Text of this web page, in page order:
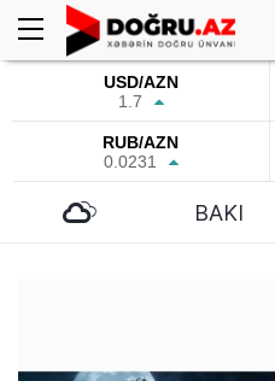
USD/AZN
1.7
RUB/AZN
0.0231
BAKI